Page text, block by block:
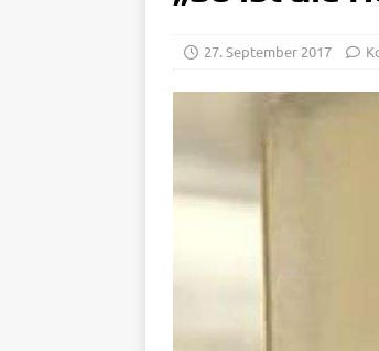
27. September 2017